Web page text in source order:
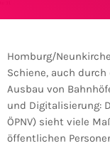
Homburg/
Schiene, auch
Ausbau von
und Digitalisierung:
ÖPNV) sieht viele
öffentlichen